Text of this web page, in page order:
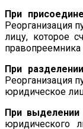
При
Реорганизация
лицу, которое
правопреемника
При разделении
Реорганизация
юридическое
При выделении
юридического